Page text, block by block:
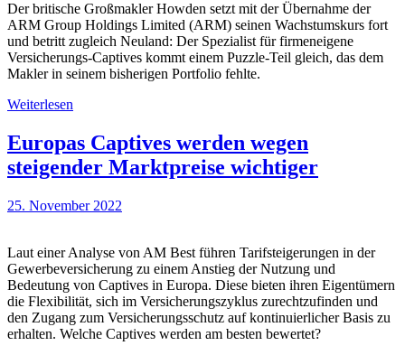
Der britische Großmakler Howden setzt mit der Übernahme der
ARM Group Holdings Limited (ARM) seinen Wachstumskurs fort
und betritt zugleich Neuland: Der Spezialist für firmeneigene
Versicherungs-Captives kommt einem Puzzle-Teil gleich, das dem
Makler in seinem bisherigen Portfolio fehlte.
Weiterlesen
Europas Captives werden wegen
steigender Marktpreise wichtiger
25. November 2022
Laut einer Analyse von AM Best führen Tarifsteigerungen in der
Gewerbeversicherung zu einem Anstieg der Nutzung und
Bedeutung von Captives in Europa. Diese bieten ihren Eigentümern
die Flexibilität, sich im Versicherungszyklus zurechtzufinden und
den Zugang zum Versicherungsschutz auf kontinuierlicher Basis zu
erhalten. Welche Captives werden am besten bewertet?